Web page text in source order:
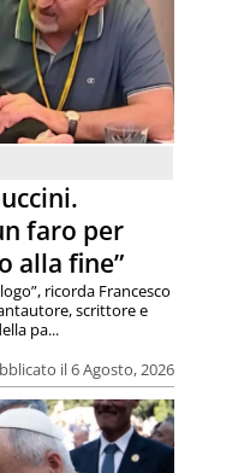
faro per
alla fine”
il 6 Agosto, 2026
ricorda Francesco
scrittore e
pa...